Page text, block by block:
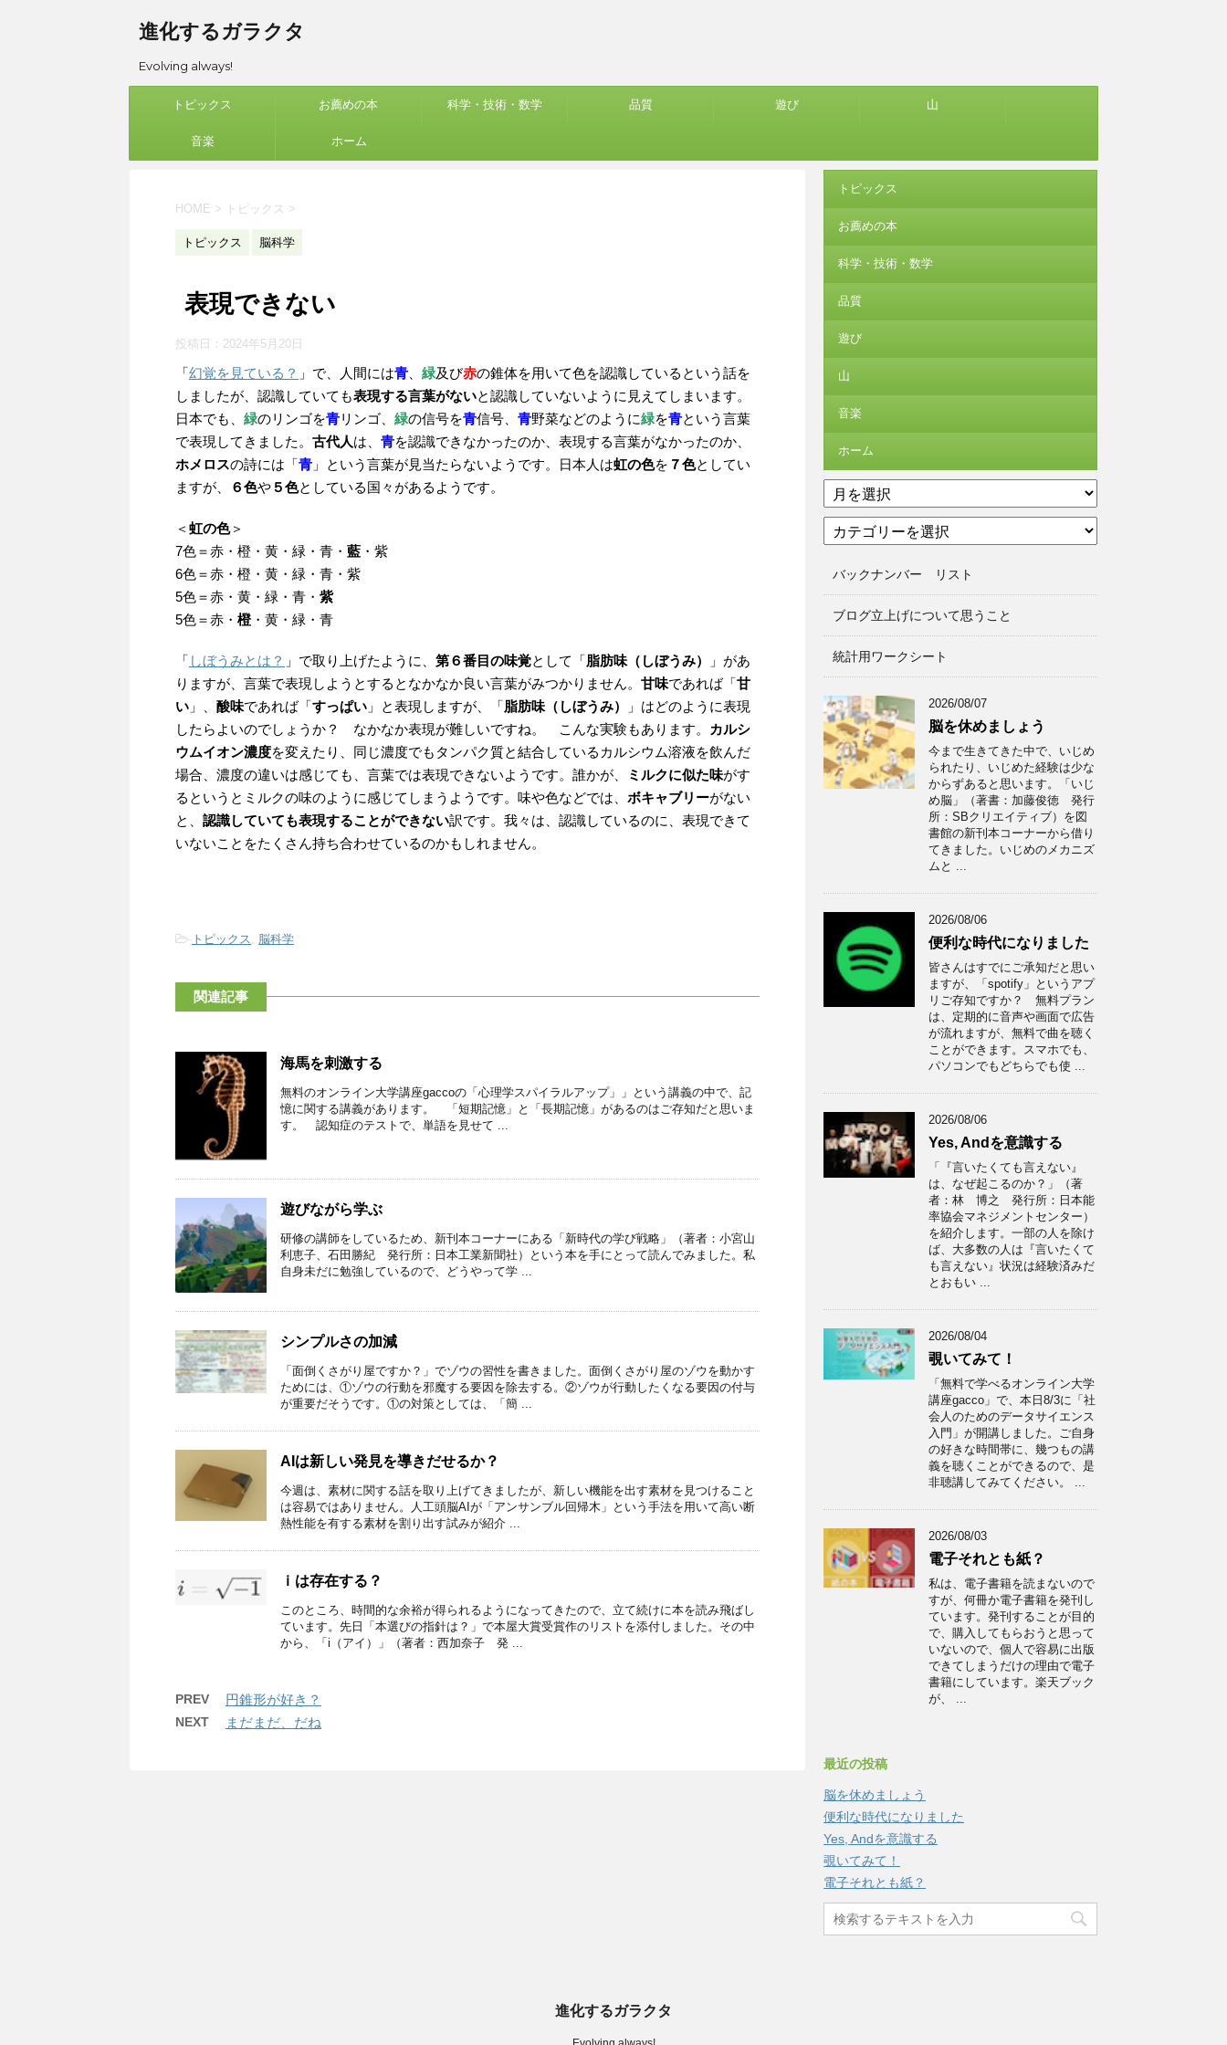
進化するガラクタ
Evolving always!
トピックス お薦めの本 科学・技術・数学 品質 遊び 山
音楽 ホーム
HOME > トピックス >
トピックス 脳科学
表現できない
投稿日： 2024年5月20日
「幻覚を見ている？ 」で、人間には青 緑及び赤の錐体を用いて色を認識しているという話を
しましたが、認識していても表現する言葉がないと認識していないように見えてしまいます。
日本でも、 緑のリンゴを青リンゴ、 緑の信号を青信号、 青野菜などのように緑を青という言葉
で表現してきました。 古代人は、 青を認識できなかったのか、表現する言葉がなかったのか、
ホメロスの詩には「青 」という言葉が見当たらないようです。日本人は虹の色を ７色としてい
ますが、
６色や５色としている国々があるようです。
＜虹の色＞
7色＝赤・橙・黄・緑・青・ 藍 ・紫
6色＝赤・橙・黄・緑・青・紫
5色＝赤・黄・緑・青・ 紫
5色＝赤・ 橙・黄・緑・青
「 しぼうみとは？ 」で取り上げたように、 第６番目の味覚として「脂肪味（しぼうみ）
」があ
りますが、言葉で表現しようとするとなかなか良い言葉がみつかりません。 甘味であれば「甘
い 」、 酸味であれば「すっぱい 」と表現しますが、「脂肪味（しぼうみ）
」はどのように表現
したらよいのでしょうか？ なかなか表現が難しいですね。 こんな実験もあります。
カルシ
ウムイオン濃度を変えたり、同じ濃度でもタンパク質と結合しているカルシウム溶液を飲んだ
場合、濃度の違いは感じても、言葉では表現できないようです。誰かが、
ミルクに似た味がす
るというとミルクの味のように感じてしまうようです。味や色などでは、 ボキャブリーがない
と、 認識していても表現することができない訳です。我々は、認識しているのに、表現できて
いないことをたくさん持ち合わせているのかもしれません。
- トピックス, 脳科学
関連記事
海馬を刺激する
無料のオンライン大学講座gaccoの「心理学スパイラルアップ」」という講義の中で、記
憶に関する講義があります。 「短期記憶」と「長期記憶」があるのはご存知だと思いま
す。 認知症のテストで、単語を見せて ...
遊びながら学ぶ
研修の講師をしているため、新刊本コーナーにある「新時代の学び戦略」（著者：小宮山
利恵子、石田勝紀 発行所：日本工業新聞社）という本を手にとって読んでみました。私
自身未だに勉強しているので、どうやって学 ...
シンプルさの加減
「面倒くさがり屋ですか？」でゾウの習性を書きました。面倒くさがり屋のゾウを動かす
ためには、①ゾウの行動を邪魔する要因を除去する。②ゾウが行動したくなる要因の付与
が重要だそうです。①の対策としては、「簡 ...
AIは新しい発見を導きだせるか？
今週は、素材に関する話を取り上げてきましたが、新しい機能を出す素材を見つけること
は容易ではありません。人工頭脳AIが「アンサンブル回帰木」という手法を用いて高い断
熱性能を有する素材を割り出す試みが紹介 ...
ｉは存在する？
このところ、時間的な余裕が得られるようになってきたので、立て続けに本を読み飛ばし
ています。先日「本選びの指針は？」で本屋大賞受賞作のリストを添付しました。その中
から、「i（アイ）」（著者：西加奈子 発 ...
PREV 円錐形が好き？
NEXT まだまだ、だね
トピックス
お薦めの本
科学・技術・数学
品質
遊び
山
音楽
ホーム
ア
ー
イ
テ
リバックナンバー リスト
ブログ立上げについて思うこと
統計用ワークシート
2026/08/07
脳を休めましょう
今まで生きてきた中で、いじめ
られたり、いじめた経験は少な
からずあると思います。「いじ
め脳」（著書：加藤俊徳 発行
所：SBクリエイティブ）を図
書館の新刊本コーナーから借り
てきました。いじめのメカニズ
ムと ...
2026/08/06
便利な時代になりました
皆さんはすでにご承知だと思い
ますが、「spotify」というアプ
リご存知ですか？ 無料プラン
は、定期的に音声や画面で広告
が流れますが、無料で曲を聴く
ことができます。スマホでも、
パソコンでもどちらでも使 ...
2026/08/06
Yes, Andを意識する
「『言いたくても言えない』
は、なぜ起こるのか？」（著
者：林 博之 発行所：日本能
率協会マネジメントセンター）
を紹介します。一部の人を除け
ば、大多数の人は『言いたくて
も言えない』状況は経験済みだ
とおもい ...
2026/08/04
覗いてみて！
「無料で学べるオンライン大学
講座gacco」で、本日8/3に「社
会人のためのデータサイエンス
入門」が開講しました。ご自身
の好きな時間帯に、幾つもの講
義を聴くことができるので、是
非聴講してみてください。 ...
2026/08/03
電子それとも紙？
私は、電子書籍を読まないので
すが、何冊か電子書籍を発刊し
ています。発刊することが目的
で、購入してもらおうと思って
いないので、個人で容易に出版
できてしまうだけの理由で電子
書籍にしています。楽天ブック
が、 ...
最近の投稿
脳を休めましょう
便利な時代になりました
Yes, Andを意識する
覗いてみて！
電子それとも紙？
進化するガラクタ